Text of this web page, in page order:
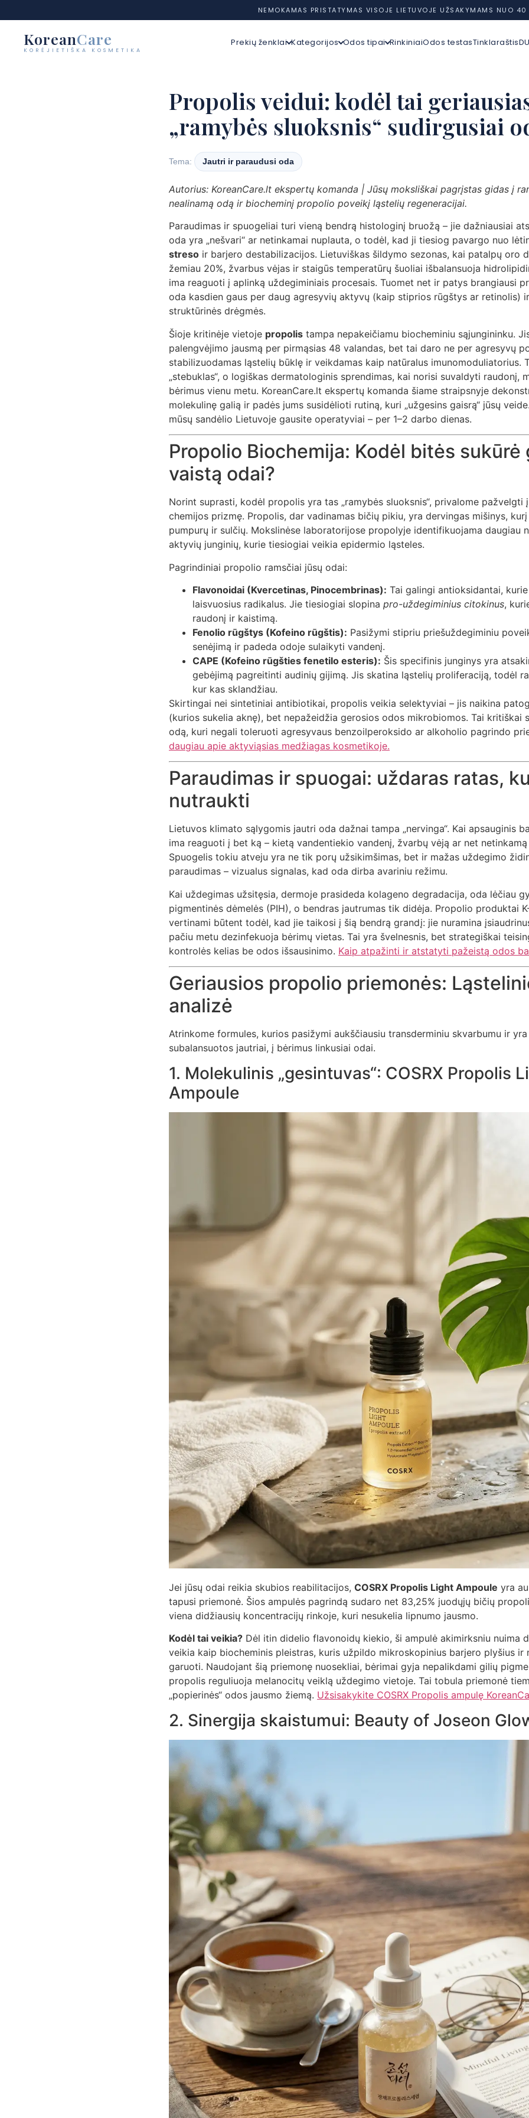
NEMOKAMAS PRISTATYMAS VISOJE LIETUVOJE UŽSAKYMAMS NUO
KoreanCare
KORĖJIETIŠKA KOSMETIKA
Prekių ženklai Kategorijos Odos tipai RinkiniaiOdos testasTinklaraštis
Propolis veidui: kodėl tai
„ramybės sluoksnis“ sudirgusiai
Tema: Jautri ir paraudusi oda
Autorius: KoreanCare.lt ekspertų komanda | Jūsų moksliškai pagrįstas gidas į
nealinamą odą ir biocheminį propolio poveikį ląstelių regeneracijai.
Paraudimas ir spuogeliai turi vieną bendrą histologinį bruožą – jie dažniausiai
oda yra „nešvari“ ar netinkamai nuplauta, o todėl, kad ji tiesiog pavargo nuo
streso ir barjero destabilizacijos. Lietuviškas šildymo sezonas, kai patalpų oro
žemiau 20%, žvarbus vėjas ir staigūs temperatūrų šuoliai išbalansuoja
ima reaguoti į aplinką uždegiminiais procesais. Tuomet net ir patys brangiausi
oda kasdien gaus per daug agresyvių aktyvų (kaip stiprios rūgštys ar retinolis)
struktūrinės drėgmės.
Šioje kritinėje vietoje propolis tampa nepakeičiamu biocheminiu sąjungininku.
palengvėjimo jausmą per pirmąsias 48 valandas, bet tai daro ne per agresyvų
stabilizuodamas ląstelių būklę ir veikdamas kaip natūralus imunomoduliatorius.
„stebuklas“, o logiškas dermatologinis sprendimas, kai norisi suvaldyti raudonį,
bėrimus vienu metu. KoreanCare.lt ekspertų komanda šiame straipsnyje
molekulinę galią ir padės jums susidėlioti rutiną, kuri „užgesins gaisrą“ jūsų
mūsų sandėlio Lietuvoje gausite operatyviai – per 1–2 darbo dienas.
Propolio Biochemija: Kodėl bitės sukūrė
vaistą odai?
Norint suprasti, kodėl propolis yra tas „ramybės sluoksnis“, privalome pažvelgti
chemijos prizmę. Propolis, dar vadinamas bičių pikiu, yra dervingas mišinys,
pumpurų ir sulčių. Mokslinėse laboratorijose propolyje identifikuojama daugiau
aktyvių junginių, kurie tiesiogiai veikia epidermio ląsteles.
Pagrindiniai propolio ramsčiai jūsų odai:
Flavonoidai (Kvercetinas, Pinocembrinas): Tai galingi antioksidantai,
laisvuosius radikalus. Jie tiesiogiai slopina pro-uždegiminius citokinus,
raudonį ir kaistimą.
Fenolio rūgštys (Kofeino rūgštis): Pasižymi stipriu priešuždegiminiu
senėjimą ir padeda odoje sulaikyti vandenį.
CAPE (Kofeino rūgšties fenetilo esteris): Šis specifinis junginys yra
gebėjimą pagreitinti audinių gijimą. Jis skatina ląstelių proliferaciją, todėl
kur kas sklandžiau.
Skirtingai nei sintetiniai antibiotikai, propolis veikia selektyviai – jis naikina
(kurios sukelia aknę), bet nepažeidžia gerosios odos mikrobiomos. Tai kritiškai
odą, kuri negali toleruoti agresyvaus benzoilperoksido ar alkoholio pagrindo
daugiau apie aktyviąsias medžiagas kosmetikoje.
Paraudimas ir spuogai: uždaras ratas,
nutraukti
Lietuvos klimato sąlygomis jautri oda dažnai tampa „nervinga“. Kai apsauginis
ima reaguoti į bet ką – kietą vandentiekio vandenį, žvarbų vėją ar net
Spuogelis tokiu atveju yra ne tik porų užsikimšimas, bet ir mažas uždegimo
paraudimas – vizualus signalas, kad oda dirba avariniu režimu.
Kai uždegimas užsitęsia, dermoje prasideda kolageno degradacija, oda lėčiau
pigmentinės dėmelės (PIH), o bendras jautrumas tik didėja. Propolio produktai
vertinami būtent todėl, kad jie taikosi į šią bendrą grandį: jie nuramina
pačiu metu dezinfekuoja bėrimų vietas. Tai yra švelnesnis, bet strategiškai
kontrolės kelias be odos išsausinimo. Kaip atpažinti ir atstatyti pažeistą odos
Geriausios propolio priemonės:
analizė
Atrinkome formules, kurios pasižymi aukščiausiu transderminiu skvarbumu ir
subalansuotos jautriai, į bėrimus linkusiai odai.
1. Molekulinis „gesintuvas“: COSRX Propolis
Ampoule
Jei jūsų odai reikia skubios reabilitacijos, COSRX Propolis Light Ampoule yra
tapusi priemonė. Šios ampulės pagrindą sudaro net 83,25% juodųjų bičių
viena didžiausių koncentracijų rinkoje, kuri nesukelia lipnumo jausmo.
Kodėl tai veikia? Dėl itin didelio flavonoidų kiekio, ši ampulė akimirksniu nuima
veikia kaip biocheminis pleistras, kuris užpildo mikroskopinius barjero plyšius ir
garuoti. Naudojant šią priemonę nuosekliai, bėrimai gyja nepalikdami gilių
propolis reguliuoja melanocitų veiklą uždegimo vietoje. Tai tobula priemonė
„popierinės“ odos jausmo žiemą. Užsisakykite COSRX Propolis ampulę
2. Sinergija skaistumui: Beauty of Joseon